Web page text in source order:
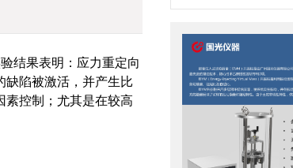
结果表明：应力重定向
缺陷被激活，并产生比
素控制；尤其是在较高